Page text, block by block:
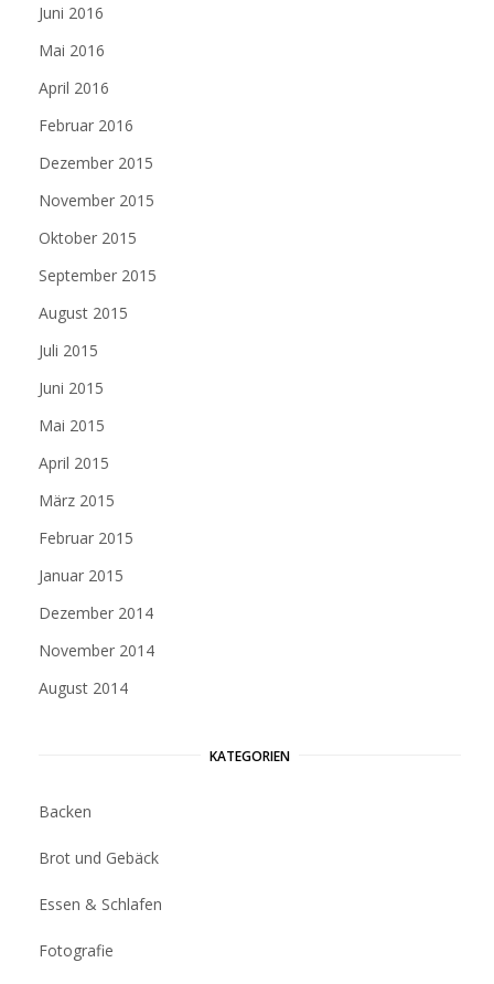
Juni 2016
Mai 2016
April 2016
Februar 2016
Dezember 2015
November 2015
Oktober 2015
September 2015
August 2015
Juli 2015
Juni 2015
Mai 2015
April 2015
März 2015
Februar 2015
Januar 2015
Dezember 2014
November 2014
August 2014
KATEGORIEN
Backen
Brot und Gebäck
Essen & Schlafen
Fotografie